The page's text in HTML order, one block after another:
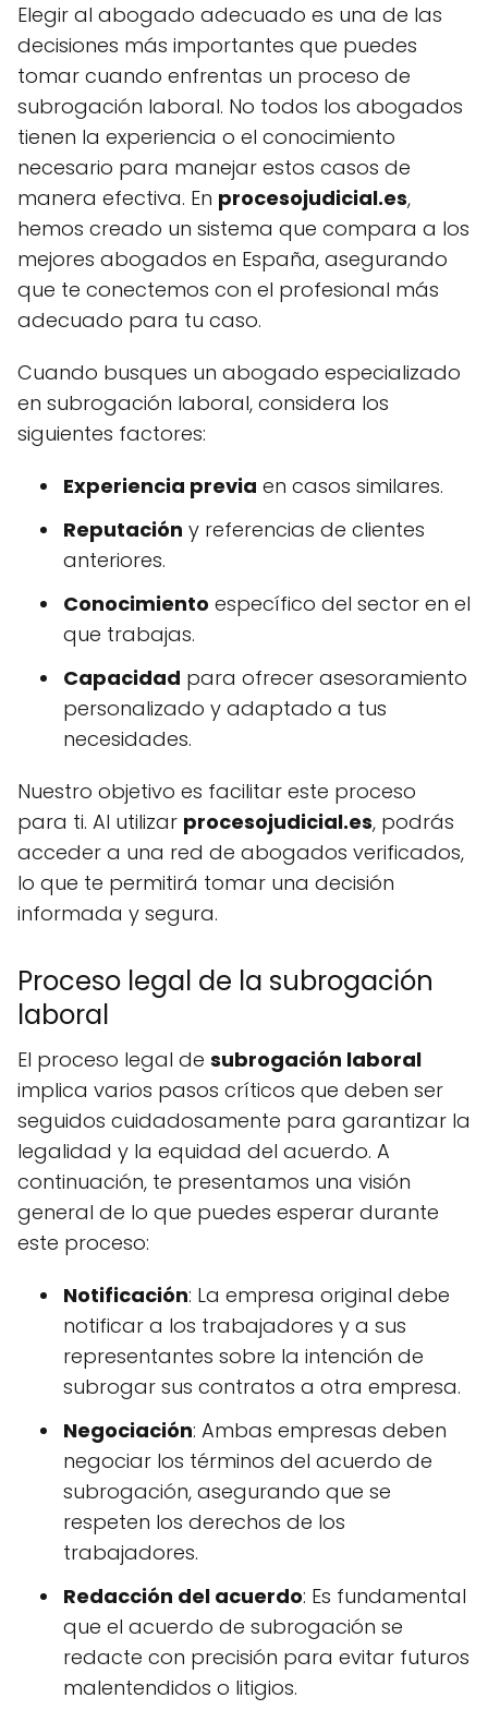
Elegir al abogado adecuado es una de las
decisiones más importantes que puedes
tomar cuando enfrentas un proceso de
subrogación laboral. No todos los abogados
tienen la experiencia o el conocimiento
necesario para manejar estos casos de
manera efectiva. En procesojudicial.es,
hemos creado un sistema que compara a los
mejores abogados en España, asegurando
que te conectemos con el profesional más
adecuado para tu caso.
Cuando busques un abogado especializado
en subrogación laboral, considera los
siguientes factores:
Experiencia previa en casos similares.
Reputación y referencias de clientes
anteriores.
Conocimiento específico del sector en el
que trabajas.
Capacidad para ofrecer asesoramiento
personalizado y adaptado a tus
necesidades.
Nuestro objetivo es facilitar este proceso
para ti. Al utilizar procesojudicial.es, podrás
acceder a una red de abogados verificados,
lo que te permitirá tomar una decisión
informada y segura.
Proceso legal de la subrogación
laboral
El proceso legal de subrogación laboral
implica varios pasos críticos que deben ser
seguidos cuidadosamente para garantizar la
legalidad y la equidad del acuerdo. A
continuación, te presentamos una visión
general de lo que puedes esperar durante
este proceso:
Notificación: La empresa original debe
notificar a los trabajadores y a sus
representantes sobre la intención de
subrogar sus contratos a otra empresa.
Negociación: Ambas empresas deben
negociar los términos del acuerdo de
subrogación, asegurando que se
respeten los derechos de los
trabajadores.
Redacción del acuerdo: Es fundamental
que el acuerdo de subrogación se
redacte con precisión para evitar futuros
malentendidos o litigios.